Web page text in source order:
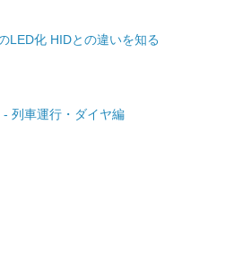
LED化 HIDとの違いを知る
列車運行・ダイヤ編